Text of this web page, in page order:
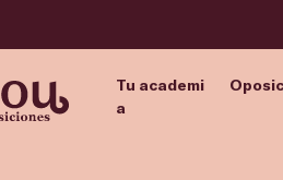
Tu academi
a